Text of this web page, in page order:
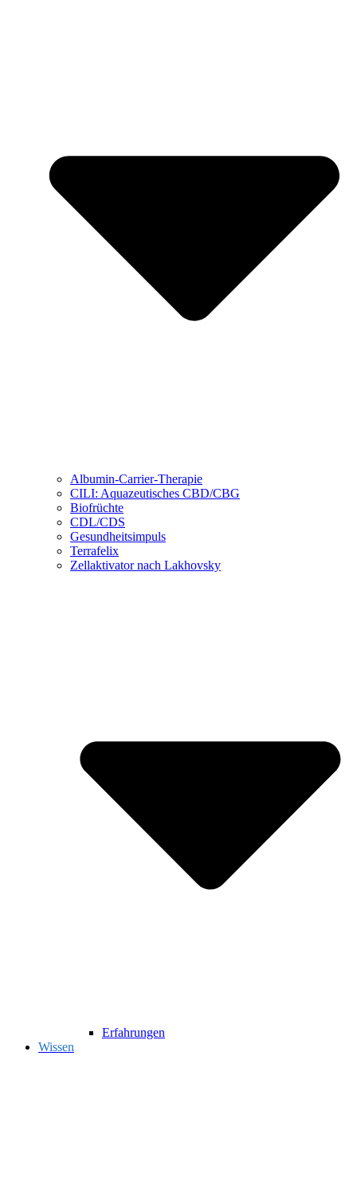
Albumin-Carrier-Therapie
CILI: Aquazeutisches CBD/CBG
Biofrüchte
CDL/CDS
Gesundheitsimpuls
Terrafelix
Zellaktivator nach Lakhovsky
Erfahrungen
Wissen